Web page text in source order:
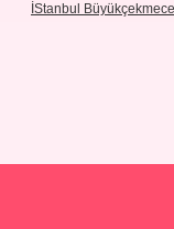
İStanbul